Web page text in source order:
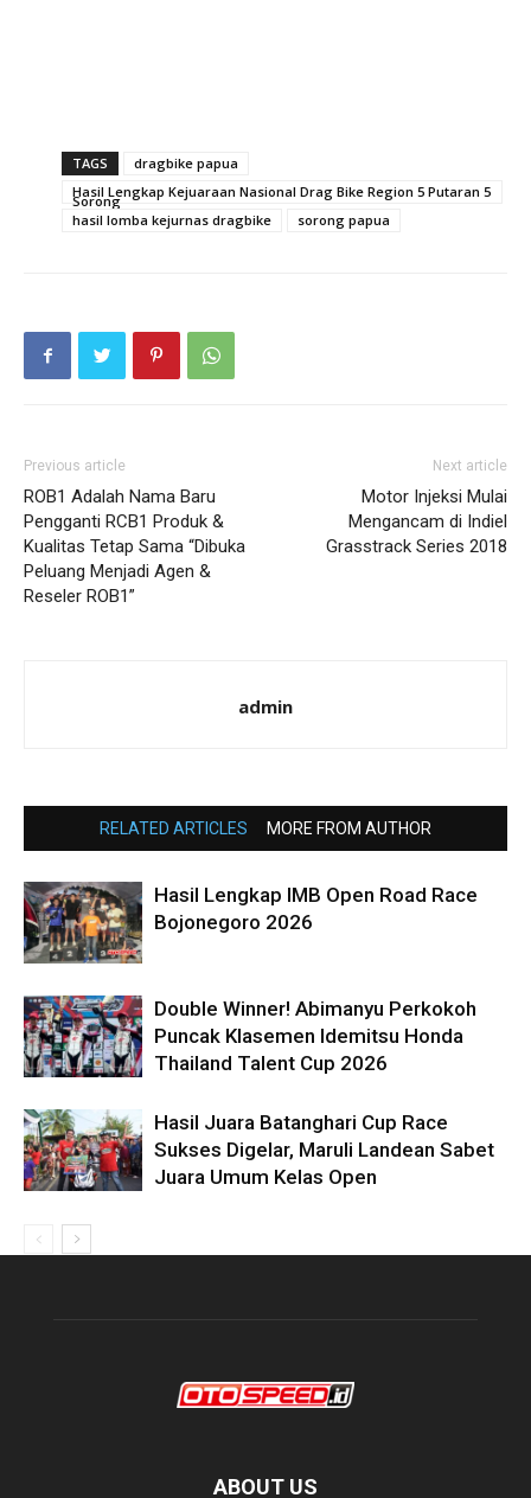
TAGS
dragbike papua
Hasil Lengkap Kejuaraan Nasional Drag Bike Region 5 Putaran 5
Sorong
hasil lomba kejurnas dragbike
sorong papua
Previous article
ROB1 Adalah Nama Baru
Pengganti RCB1 Produk &
Kualitas Tetap Sama “Dibuka
Peluang Menjadi Agen &
Reseler ROB1”
Next article
Motor Injeksi Mulai
Mengancam di Indiel
Grasstrack Series 2018
admin
RELATED ARTICLES MORE FROM AUTHOR
Hasil Lengkap IMB Open Road Race
Bojonegoro 2026
Double Winner! Abimanyu Perkokoh
Puncak Klasemen Idemitsu Honda
Thailand Talent Cup 2026
Hasil Juara Batanghari Cup Race
Sukses Digelar, Maruli Landean Sabet
Juara Umum Kelas Open
ABOUT US